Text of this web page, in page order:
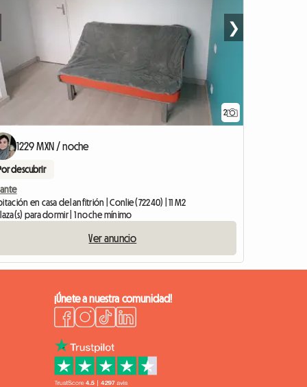
2
❯
1229 MXN / noche
descubrir
en casa del anfitrión | Conlie (72240) | 11 M2
para dormir | 1 noche mínimo
Ver anuncio
¡Únete a nuestra comunidad!